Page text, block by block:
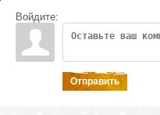
Войдите:
Отправить